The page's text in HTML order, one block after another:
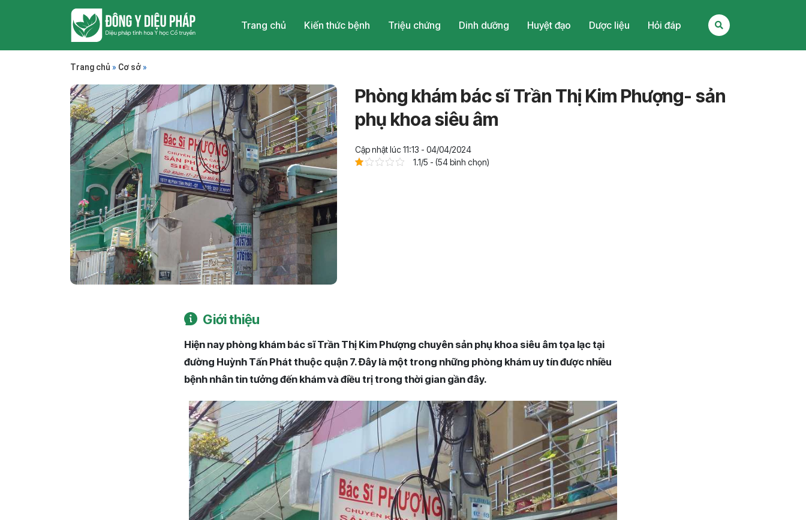
Trang chủ Kiến thức bệnh Triệu chứng Dinh dưỡng Huyệt đạo Dược liệu Hỏi đáp
Trang chủ » Cơ sở »
Phòng khám bác sĩ Trần Thị Kim Phượng- sản
phụ khoa siêu âm
Cập nhật lúc 11:13 - 04/04/2024
1.1/5 - (54 bình chọn)
Giới thiệu
Hiện nay phòng khám bác sĩ Trần Thị Kim Phượng chuyên sản phụ khoa siêu âm tọa lạc tại
đường Huỳnh Tấn Phát thuộc quận 7. Đây là một trong những phòng khám uy tín được nhiều
bệnh nhân tin tưởng đến khám và điều trị trong thời gian gần đây.